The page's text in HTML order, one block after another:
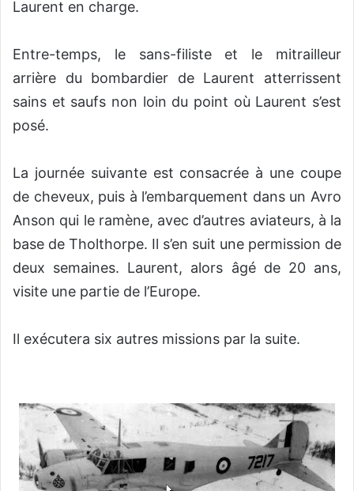
Laurent en charge.
Entre-temps, le sans-filiste et le mitrailleur
arrière du bombardier de Laurent atterrissent
sains et saufs non loin du point où Laurent s’est
posé.
La journée suivante est consacrée à une coupe
de cheveux, puis à l’embarquement dans un Avro
Anson qui le ramène, avec d’autres aviateurs, à la
base de Tholthorpe. Il s’en suit une permission de
deux semaines. Laurent, alors âgé de 20 ans,
visite une partie de l’Europe.
Il exécutera six autres missions par la suite.